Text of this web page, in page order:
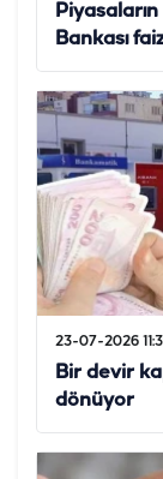
Bankası
23-07-2026
Bir devir
dönüyor